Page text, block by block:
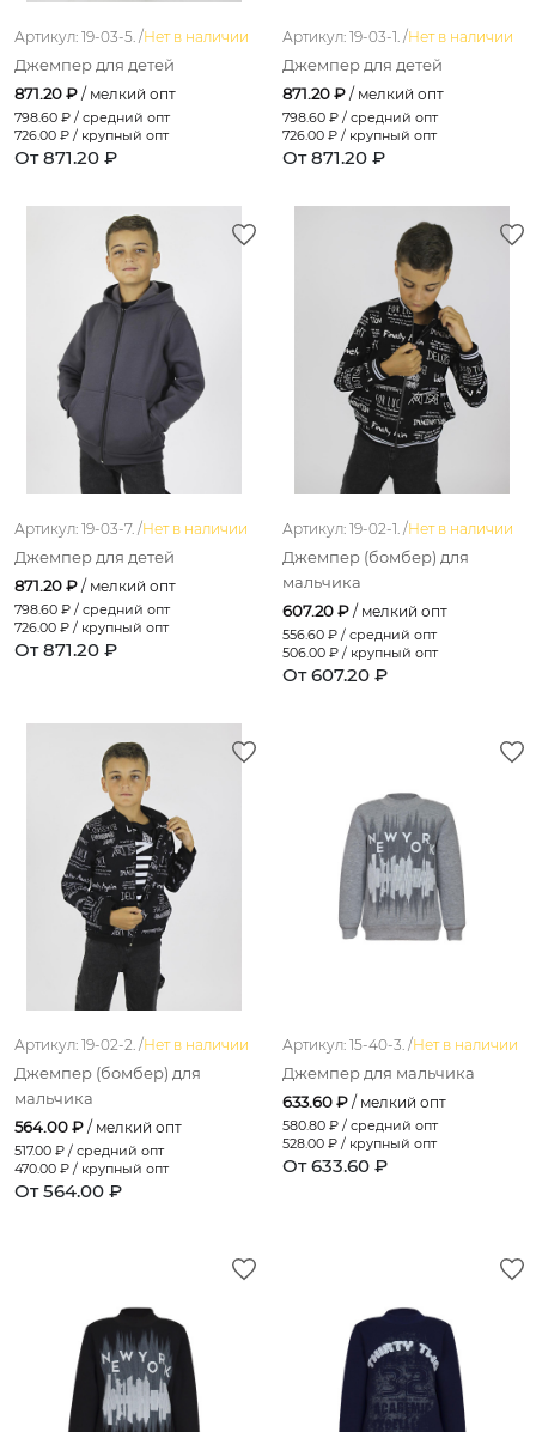
Артикул: 19-03-5. /Нет в наличии
Джемпер для детей
871.20 ₽ / мелкий опт
798.60 ₽ / средний опт
726.00 ₽ / крупный опт
От 871.20 ₽
Артикул: 19-03-1. /Нет в наличии
Джемпер для детей
871.20 ₽ / мелкий опт
798.60 ₽ / средний опт
726.00 ₽ / крупный опт
От 871.20 ₽
Артикул: 19-03-7. /Нет в наличии
Джемпер для детей
871.20 ₽ / мелкий опт
798.60 ₽ / средний опт
726.00 ₽ / крупный опт
От 871.20 ₽
Артикул: 19-02-1. /Нет в наличии
Джемпер (бомбер) для
мальчика
607.20 ₽ / мелкий опт
556.60 ₽ / средний опт
506.00 ₽ / крупный опт
От 607.20 ₽
Артикул: 19-02-2. /Нет в наличии
Джемпер (бомбер) для
мальчика
564.00 ₽ / мелкий опт
517.00 ₽ / средний опт
470.00 ₽ / крупный опт
От 564.00 ₽
Артикул: 15-40-3. /Нет в наличии
Джемпер для мальчика
633.60 ₽ / мелкий опт
580.80 ₽ / средний опт
528.00 ₽ / крупный опт
От 633.60 ₽